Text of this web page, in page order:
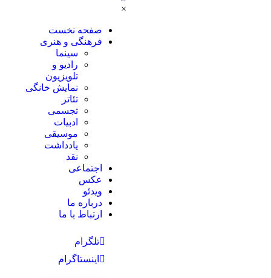
×
صفحه نخست
فرهنگی و هنری
سینما
رادیو و
تلویزیون
نمایش خانگی
تئاتر
تجسمی
ادبیات
موسیقی
یادداشت
نقد
اجتماعی
عکس
ویدئو
درباره ما
ارتباط با ما
تلگرام
اینستاگرام